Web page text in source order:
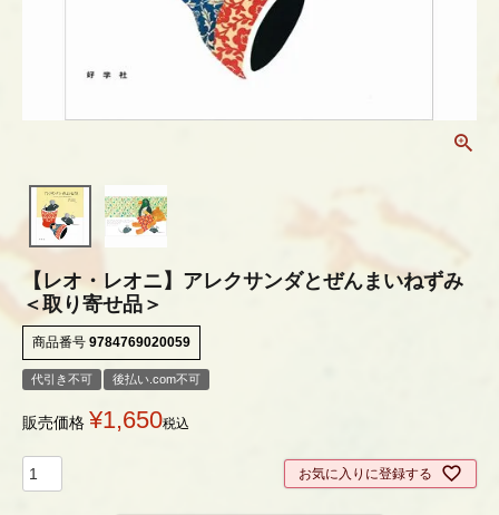
【レオ・レオニ】アレクサンダとぜんまいねずみ
＜取り寄せ品＞
商品番号 9784769020059
代引き不可 後払い.com不可
販売価格 ¥1,650税込
お気に入りに登録する